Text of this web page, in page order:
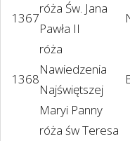
1367
róża Św. Jana
Pawła II
1368
róża
Nawiedzenia
Najświętszej
Maryi Panny
róża św Teresa